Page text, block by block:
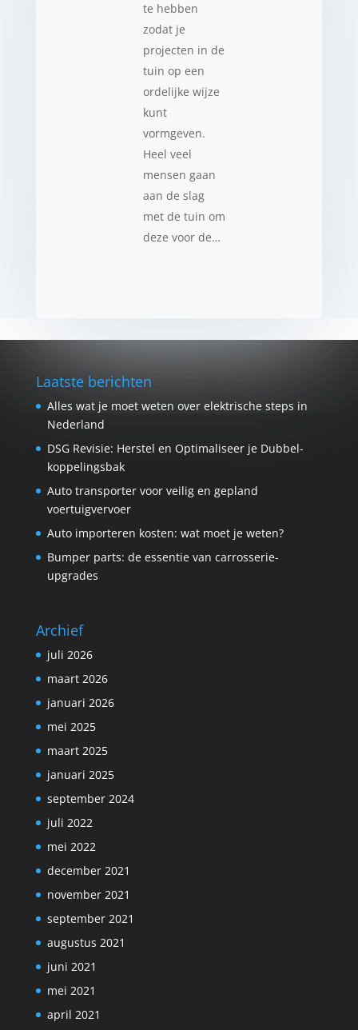
te hebben
zodat je
projecten in de
tuin op een
ordelijke wijze
kunt
vormgeven.
Heel veel
mensen gaan
aan de slag
met de tuin om
deze voor de…
Laatste berichten
Alles wat je moet weten over elektrische steps in
Nederland
DSG Revisie: Herstel en Optimaliseer je Dubbel­
koppelings­bak
Auto transporter voor veilig en gepland
voertuigvervoer
Auto importeren kosten: wat moet je weten?
Bumper parts: de essentie van carrosserie-
upgrades
Archief
juli 2026
maart 2026
januari 2026
mei 2025
maart 2025
januari 2025
september 2024
juli 2022
mei 2022
december 2021
november 2021
september 2021
augustus 2021
juni 2021
mei 2021
april 2021